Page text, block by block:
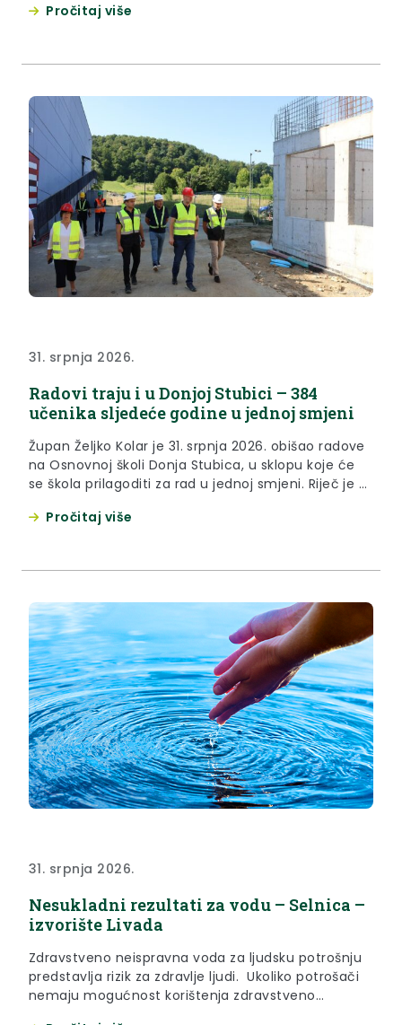
čitavo ovo vrijeme uz obitelj, prijatelje i sve one koji
Pročitaj više
31. srpnja 2026.
Radovi traju i u Donjoj Stubici – 384
učenika sljedeće godine u jednoj smjeni
Župan Željko Kolar je 31. srpnja 2026. obišao radove
na Osnovnoj školi Donja Stubica, u sklopu koje će
se škola prilagoditi za rad u jednoj smjeni. Riječ je o
Dio škole će se rekonstruirati, a dogradit će se i
Pročitaj više
31. srpnja 2026.
Nesukladni rezultati za vodu – Selnica –
izvorište Livada
Zdravstveno neispravna voda za ljudsku potrošnju
predstavlja rizik za zdravlje ljudi. Ukoliko potrošači
nemaju mogućnost korištenja zdravstveno